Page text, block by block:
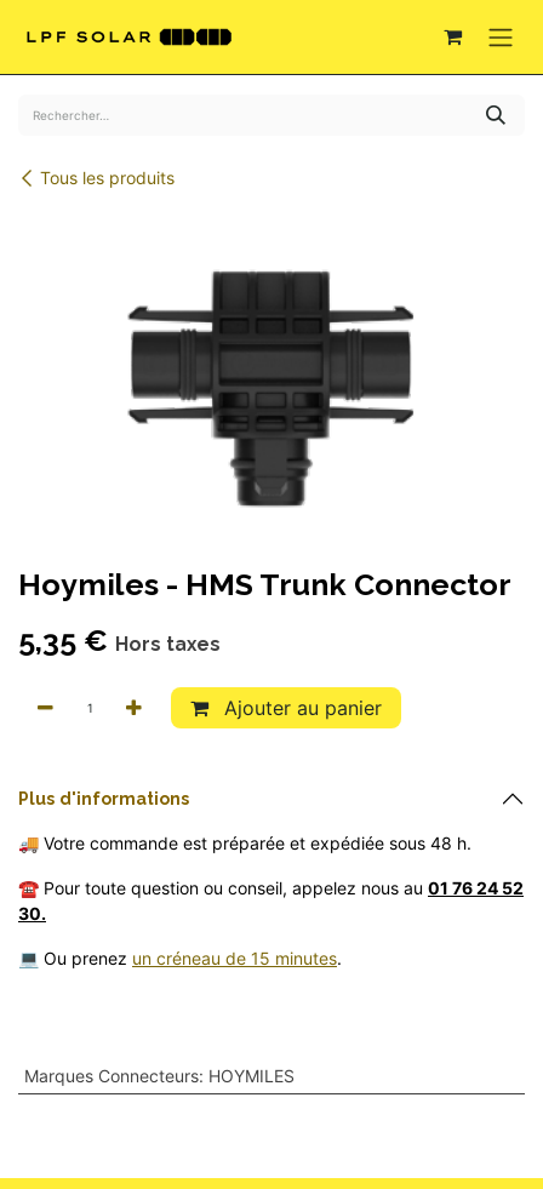
Tous les produits
Hoymiles - HMS Trunk Connector
5,35 € Hors taxes
Ajouter au panier
Pl​us d'informations
🚚 Votre commande est préparée et expédiée sous 48 h.
☎️ Pour toute question ou conseil, appelez nous au 01 76 24 52
30.
💻 Ou prenez un créneau de 15 minutes.
Marques Connecteurs: HOYMILES